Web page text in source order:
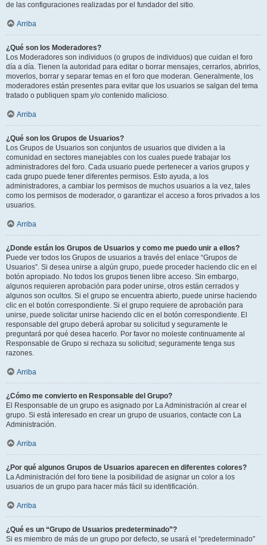
de las configuraciones realizadas por el fundador del sitio.
Arriba
¿Qué son los Moderadores?
Los Moderadores son individuos (o grupos de individuos) que cuidan el foro
día a día. Tienen la autoridad para editar o borrar mensajes, cerrarlos, abrirlos,
moverlos, borrar y separar temas en el foro que moderan. Generalmente, los
moderadores están presentes para evitar que los usuarios se salgan del tema
tratado o publiquen spam y/o contenido malicioso.
Arriba
¿Qué son los Grupos de Usuarios?
Los Grupos de Usuarios son conjuntos de usuarios que dividen a la
comunidad en sectores manejables con los cuales puede trabajar los
administradores del foro. Cada usuario puede pertenecer a varios grupos y
cada grupo puede tener diferentes permisos. Esto ayuda, a los
administradores, a cambiar los permisos de muchos usuarios a la vez, tales
como los permisos de moderador, o garantizar el acceso a foros privados a los
usuarios.
Arriba
¿Donde están los Grupos de Usuarios y como me puedo unir a ellos?
Puede ver todos los Grupos de usuarios a través del enlace “Grupos de
Usuarios”. Si desea unirse a algún grupo, puede proceder haciendo clic en el
botón apropiado. No todos los grupos tienen libre acceso. Sin embargo,
algunos requieren aprobación para poder unirse, otros están cerrados y
algunos son ocultos. Si el grupo se encuentra abierto, puede unirse haciendo
clic en el botón correspondiente. Si el grupo requiere de aprobación para
unirse, puede solicitar unirse haciendo clic en el botón correspondiente. El
responsable del grupo deberá aprobar su solicitud y seguramente le
preguntará por qué desea hacerlo. Por favor no moleste continuamente al
Responsable de Grupo si rechaza su solicitud; seguramente tenga sus
razones.
Arriba
¿Cómo me convierto en Responsable del Grupo?
El Responsable de un grupo es asignado por La Administración al crear el
grupo. Si está interesado en crear un grupo de usuarios, contacte con La
Administración.
Arriba
¿Por qué algunos Grupos de Usuarios aparecen en diferentes colores?
La Administración del foro tiene la posibilidad de asignar un color a los
usuarios de un grupo para hacer más fácil su identificación.
Arriba
¿Qué es un “Grupo de Usuarios predeterminado”?
Si es miembro de más de un grupo por defecto, se usará el “predeterminado”